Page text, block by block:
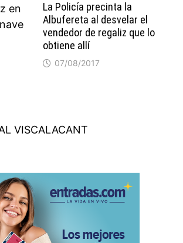
La Policía precinta la
Albufereta al desvelar el
vendedor de regaliz que lo
obtiene allí
07/08/2017